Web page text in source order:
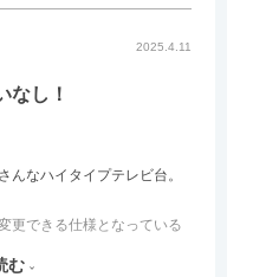
2025.4.11
なし！
んなハイタイプテレビ台。
更できる仕様となっている
む